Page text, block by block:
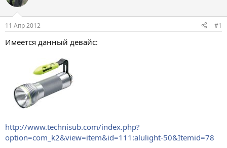
р
т
е
м
ы
а
л
11 Апр 2012 #1
Имеется данный девайс:
http://www.technisub.com/index.php?
option=com_k2&view=item&id=111:alulight-50&Itemid=78